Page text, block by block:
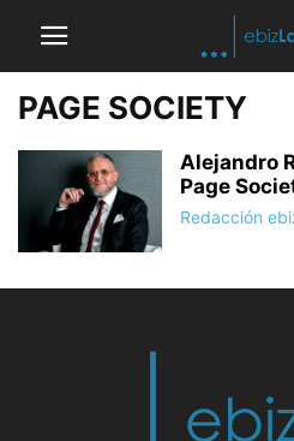
PAGE SOCIETY
Alejandro
Page
Redacción